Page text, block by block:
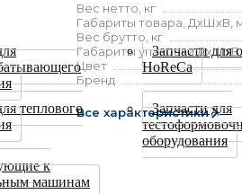
Запчасти для
HoReCa
теплового
Запчасти для
оборудования
к
машинам
Вес нетто, кг
Вес брутто, кг
Цвет
Бренд
Все характеристики